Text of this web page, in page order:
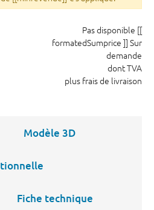
Pas disponible [[
formatedSumprice ]] Sur
demande
dont TVA
plus frais de livraison
Modèle 3D
Fiche technique